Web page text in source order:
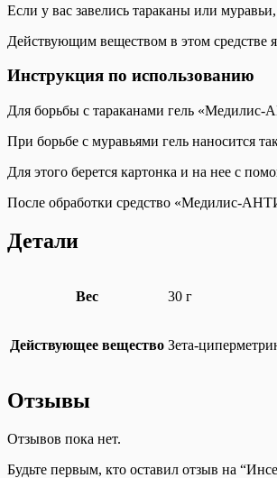
Если у вас завелись тараканы или
Действующим веществом в этом средстве
Инструкция по использованию
Для борьбы с тараканами гель
При борьбе с муравьями гель наносится
Для этого берется картонка и на нее с
После обработки средство «Медилис-
Детали
Вес 30 г
Действующее вещество Зета-
Отзывы
Отзывов пока нет.
Будьте первым, кто оставил отзыв на